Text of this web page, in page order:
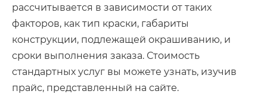
рассчитывается в зависимости от таких
факторов, как тип краски, габариты
конструкции, подлежащей окрашиванию, и
сроки выполнения заказа. Стоимость
стандартных услуг вы можете узнать, изучив
прайс, представленный на сайте.